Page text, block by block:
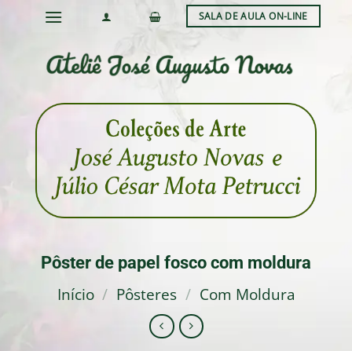
SALA DE AULA ON-LINE
Pôster de papel fosco com moldura
Início / Pôsteres / Com Moldura